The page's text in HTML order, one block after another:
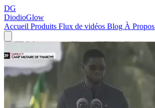
DG
DiodioGlow
Accueil Produits Flux de vidéos Blog À Propos